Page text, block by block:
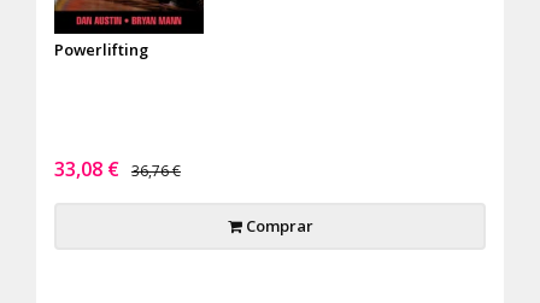
Powerlifting
33,08 € 36,76 €
Comprar